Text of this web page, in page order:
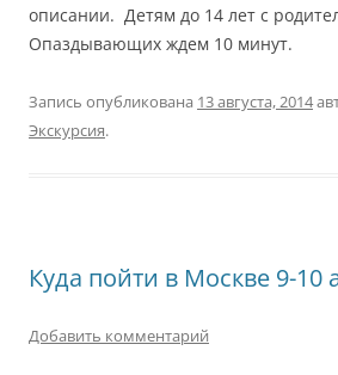
описании. Детям до 14 лет с
Опаздывающих ждем 10 минут.
Запись опубликована 13 августа, 2014
Экскурсия.
Куда пойти в Москве 9-10
Добавить комментарий